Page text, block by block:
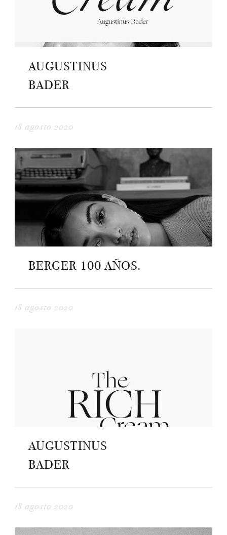
AUGUSTINUS
BADER
18 agosto 2020
BERGER 100 AÑOS.
18 agosto 2020
AUGUSTINUS
BADER
18 agosto 2020